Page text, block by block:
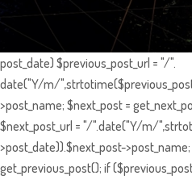
post_date) $previous_post_url = "/".
date("Y/m/
>post_name; $next_post =
$next_post_url = "/".date("Y/m/
>post_date)).$next_post-
get_previous_post(); if